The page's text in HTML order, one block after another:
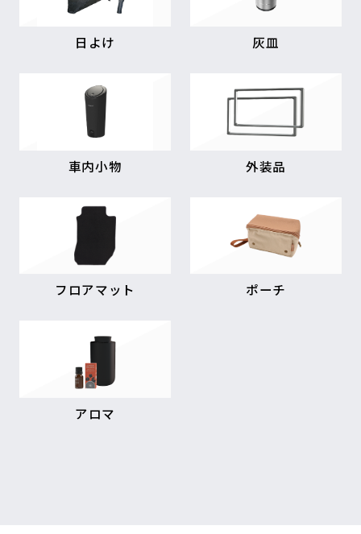
日よけ 灰皿
車内小物 外装品
フロアマット ポーチ
アロマ